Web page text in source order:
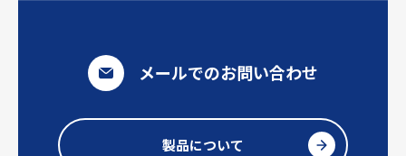
メールでのお問い合わせ
製品について